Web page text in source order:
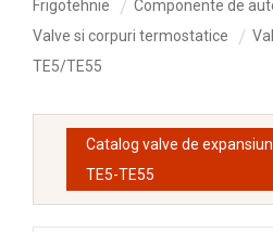
Frigotehnie
Componente de
Valve si corpuri termostatice
TE5/TE55
Catalog valve de
TE5-TE55